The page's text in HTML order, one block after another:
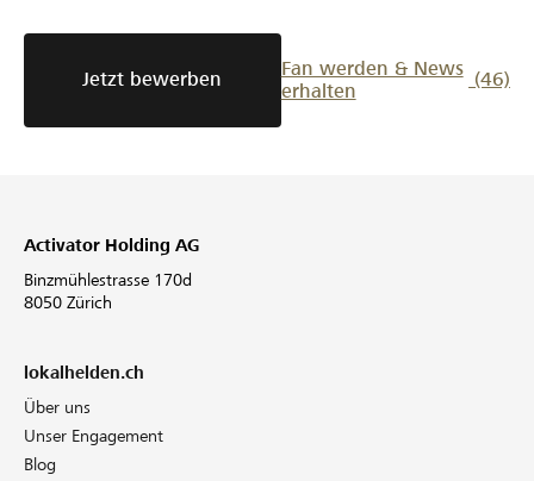
Jetzt bewerben
Fan werden & News
erhalten
(46)
Activator Holding AG
Binzmühlestrasse 170d
8050 Zürich
lokalhelden.ch
Über uns
Unser Engagement
Blog